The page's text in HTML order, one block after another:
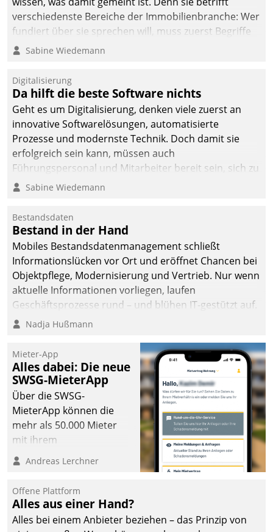
Cloudtechnologie,
bewährte und Startup-
agile Projektmethoden.
verschiedenste Bereiche der Immobilienbranche: Wer
fundiert über sie sprechen will, muss zuerst Begriffe
klären. Ein Aspekt ist die betriebliche Optimierung:
Einsparungen durch optimierte und automatisierte
Prozesse. Doch man darf nicht zu viel erwarten: Allein
mit der Einführung einer neuen Software ist es nicht
getan. Die Digitalisierung erfordert von Unternehmen
die Bereitschaft, sich zu überprüfen, zu hinterfragen
und zu verändern.
Sabine Wiedemann
Digitalisierung
Da hilft die beste Software nichts
Geht es um Digitalisierung, denken viele zuerst an
innovative Softwarelösungen, automatisierte
Prozesse und modernste Technik. Doch damit sie
erfolgreich sein kann, müssen auch
Führungspersonal und Mitarbeiter bereit sein, sich zu
verändern und anzupassen, sonst werden sie an ihr
Sabine Wiedemann
Bestandsdaten
Bestand in der Hand
Mobiles Bestandsdatenmanagement schließt
Informationslücken vor Ort und eröffnet Chancen bei
Objektpflege, Modernisierung und Vertrieb. Nur wenn
aktuelle Informationen vorliegen, laufen
Geschäftsprozesse rund – und blühen IT-gestützt auf.
Nadja Hußmann
Mieter-App
Alles dabei: Die neue
SWSG-MieterApp
Über die SWSG-
MieterApp können die
mehr als 50.000 Mieter
mit ihrem
Wohnungsunternehmen
kommunizieren, auf dem
einsehen und ändern
oder
Schadensmeldungen
Andreas Lerchner
Offene Plattform
Alles aus einer Hand?
Alles bei einem Anbieter beziehen – das Prinzip von